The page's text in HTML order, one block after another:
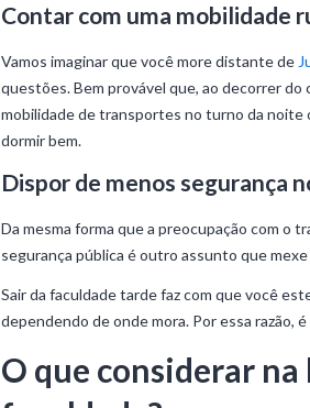
Contar com uma mobilidade
Vamos imaginar que você more distante de
questões. Bem provável que, ao decorrer do
mobilidade de transportes no turno da
dormir bem.
Dispor de menos segurança
Da mesma forma que a preocupação com o
segurança pública é outro assunto que
Sair da faculdade tarde faz com que você
dependendo de onde mora. Por essa razão,
O que considerar